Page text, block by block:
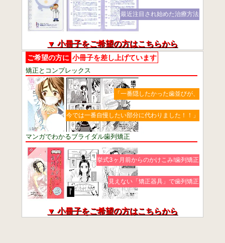
最近注目され始めた治療方法
▼ 小冊子をご希望の方はこちらから
ご希望の方に 小冊子を差し上げています
矯正とコンプレックス
「一番隠したかった歯並びが、
今では一番自慢したい部分に代わりました！！」
マンガでわかるブライダル歯列矯正
挙式3ヶ月前からのかけこみ!歯列矯正
見えない「矯正器具」で歯列矯正
▼ 小冊子をご希望の方はこちらから